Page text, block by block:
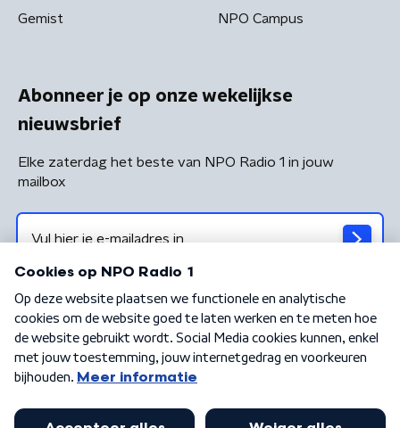
Gemist NPO Campus
Abonneer je op onze wekelijkse
nieuwsbrief
Elke zaterdag het beste van NPO Radio 1 in jouw
mailbox
Algemene voorwaarden